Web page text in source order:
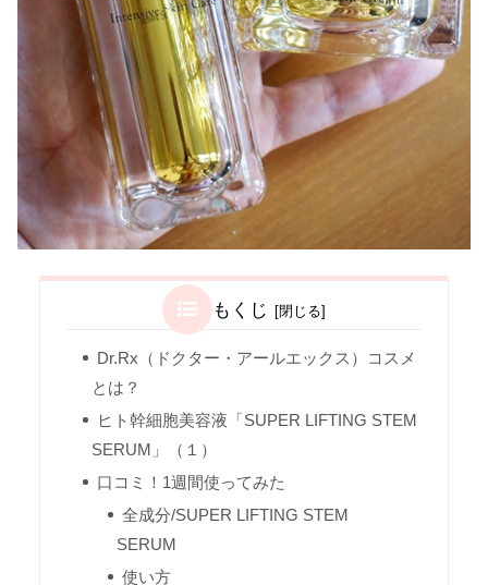
もくじ
Dr.Rx（ドクター・アールエックス）コスメ
とは？
ヒト幹細胞美容液「SUPER LIFTING STEM
SERUM」（１）
口コミ！1週間使ってみた
全成分/SUPER LIFTING STEM
SERUM
使い方